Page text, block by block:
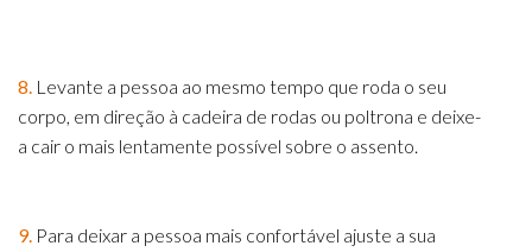
8. Levante a pessoa ao mesmo tempo que roda o seu
corpo, em direção à cadeira de rodas ou poltrona e deixe-
a cair o mais lentamente possível sobre o assento.
9. Para deixar a pessoa mais confortável ajuste a sua